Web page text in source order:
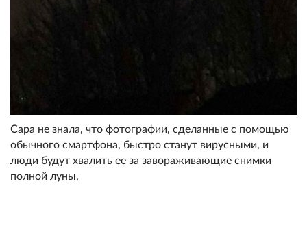
Сара не знала, что фотографии, сделанные с помощью
обычного смартфона, быстро станут вирусными, и
люди будут хвалить ее за завораживающие снимки
полной луны.